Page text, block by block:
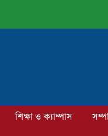
শিক্ষা ও ক্যাম্পাস